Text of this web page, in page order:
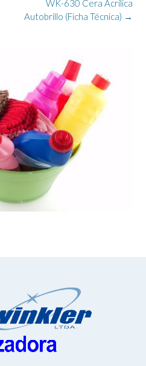
WK-630 Cera Acrílica
Autobrillo (Ficha Técnica) →